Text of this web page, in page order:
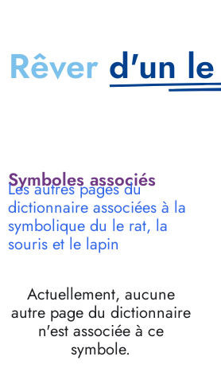
Rêver d'un
Symboles associés
Les autres pages du
dictionnaire associées à la
symbolique du le rat, la
souris et le lapin
Actuellement, aucune
autre page du dictionnaire
n'est associée à ce
symbole.